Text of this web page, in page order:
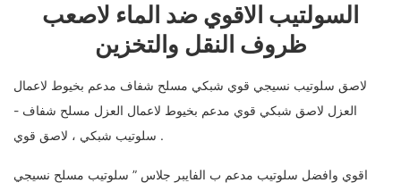
السولتيب الاقوي ضد الماء لاصعب
ظروف النقل والتخزين
لاصق سلوتيب نسيجي قوي شبكي مسلح شفاف مدعم بخيوط لاعمال
العزل لاصق شبكي قوي مدعم بخيوط لاعمال العزل مسلح شفاف -
سلوتيب شبكي ، لاصق قوي .
اقوي وافضل سلوتيب مدعم ب الفايبر جلاس ” سلوتيب مسلح نسيجي